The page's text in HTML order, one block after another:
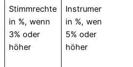
Stimmrechte
in %, wenn
3% oder
höher
Instrumente
in %, wenn
5% oder
höher